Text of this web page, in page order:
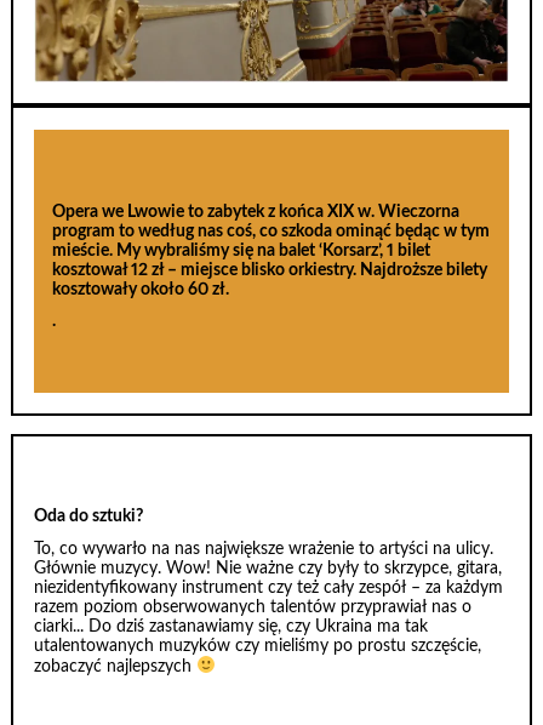
Opera we Lwowie to zabytek z końca XIX w. Wieczorna
program to według nas coś, co szkoda ominąć będąc w tym
mieście. My wybraliśmy się na balet ‘Korsarz’, 1 bilet
kosztował 12 zł – miejsce blisko orkiestry. Najdroższe bilety
kosztowały około 60 zł.
.
Oda do sztuki?
To, co wywarło na nas największe wrażenie to artyści na ulicy.
Głównie muzycy. Wow! Nie ważne czy były to skrzypce, gitara,
niezidentyfikowany instrument czy też cały zespół – za każdym
razem poziom obserwowanych talentów przyprawiał nas o
ciarki... Do dziś zastanawiamy się, czy Ukraina ma tak
utalentowanych muzyków czy mieliśmy po prostu szczęście,
zobaczyć najlepszych